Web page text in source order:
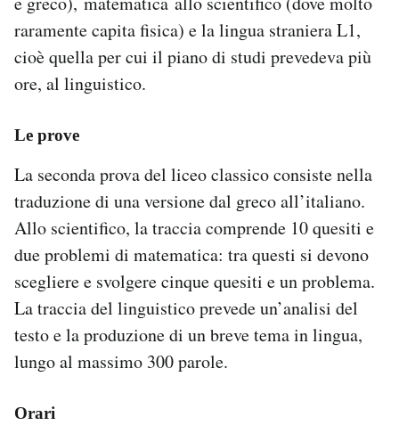
raramente capita fisica) e la lingua straniera L1,
cioè quella per cui il piano di studi prevedeva più
ore, al linguistico.
Le prove
La seconda prova del liceo classico consiste nella
traduzione di una versione dal greco all’italiano.
Allo scientifico, la traccia comprende 10 quesiti e
due problemi di matematica: tra questi si devono
scegliere e svolgere cinque quesiti e un problema.
La traccia del linguistico prevede un’analisi del
testo e la produzione di un breve tema in lingua,
lungo al massimo 300 parole.
Orari